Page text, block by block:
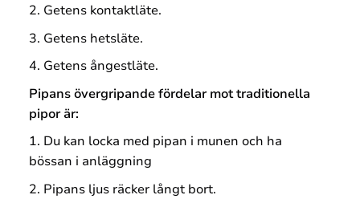
2. Getens kontaktläte.
3. Getens hetsläte.
4. Getens ångestläte.
Pipans övergripande fördelar mot traditionella
pipor är:
1. Du kan locka med pipan i munen och ha
bössan i anläggning
2. Pipans ljus räcker långt bort.